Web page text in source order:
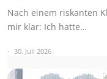
Nach einem riskanten
mir klar: Ich hatte…
30. Juli 2026